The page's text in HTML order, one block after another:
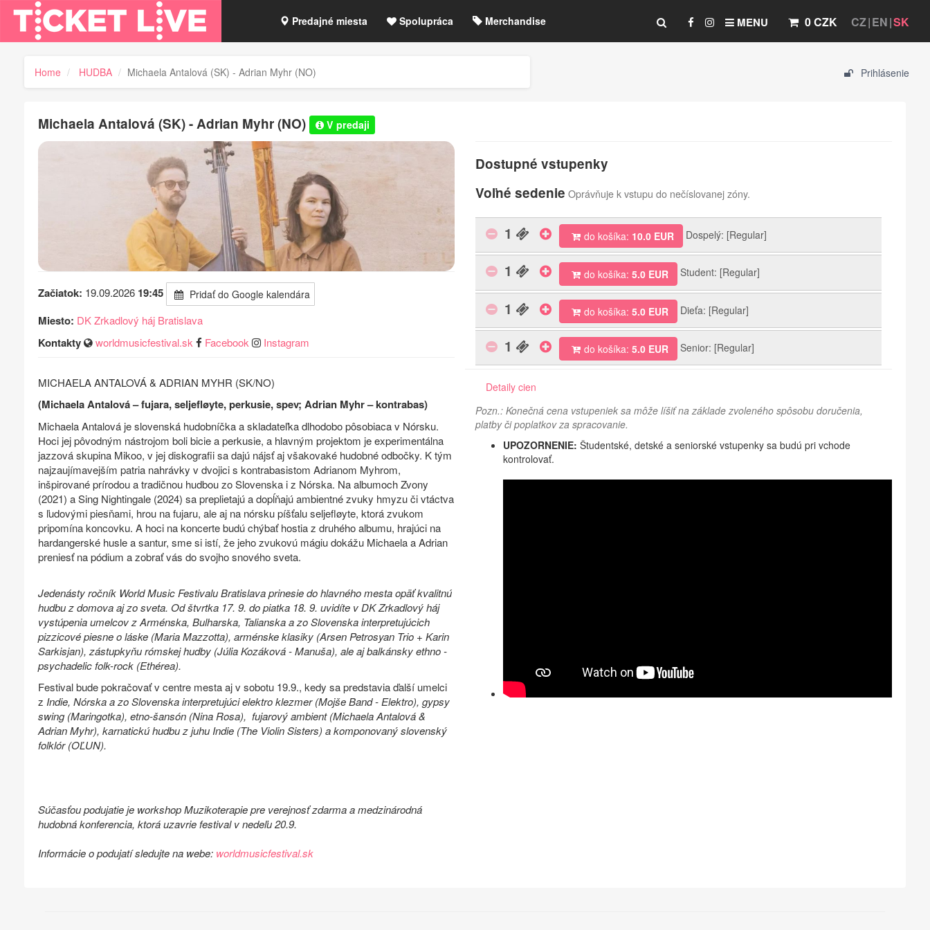
CZ EN SK
0 CZK
MENU
Predajné miesta Spolupráca Merchandise
Prihlásenie
Home HUDBA Michaela Antalová (SK) - Adrian Myhr (NO)
Michaela Antalová (SK) - Adrian Myhr (NO) V predaji
Začiatok: 19.09.2026 19:45 Pridať do Google kalendára
Miesto: DK Zrkadlový háj Bratislava
Kontakty worldmusicfestival.sk Facebook Instagram
MICHAELA ANTALOVÁ & ADRIAN MYHR (SK/NO)
(Michaela Antalová – fujara, seljefløyte, perkusie, spev; Adrian Myhr – kontrabas)
Michaela Antalová je slovenská hudobníčka a skladateľka dlhodobo pôsobiaca v Nórsku.
Hoci jej pôvodným nástrojom boli bicie a perkusie, a hlavným projektom je experimentálna
jazzová skupina Mikoo, v jej diskografii sa dajú nájsť aj všakovaké hudobné odbočky. K tým
najzaujímavejším patria nahrávky v dvojici s kontrabasistom Adrianom Myhrom,
inšpirované prírodou a tradičnou hudbou zo Slovenska i z Nórska. Na albumoch Zvony
(2021) a Sing Nightingale (2024) sa preplietajú a dopĺňajú ambientné zvuky hmyzu či vtáctva
s ľudovými piesňami, hrou na fujaru, ale aj na nórsku píšťalu seljefløyte, ktorá zvukom
pripomína koncovku. A hoci na koncerte budú chýbať hostia z druhého albumu, hrajúci na
hardangerské husle a santur, sme si istí, že jeho zvukovú mágiu dokážu Michaela a Adrian
preniesť na pódium a zobrať vás do svojho snového sveta.
Jedenásty ročník World Music Festivalu Bratislava prinesie do hlavného mesta opäť kvalitnú
hudbu z domova aj zo sveta. Od štvrtka 17. 9. do piatka 18. 9. uvidíte v DK Zrkadlový háj
vystúpenia umelcov z Arménska, Bulharska, Talianska a zo Slovenska interpretujúcich
pizzicové piesne o láske (Maria Mazzotta), arménske klasiky (Arsen Petrosyan Trio + Karin
Sarkisjan), zástupkyňu rómskej hudby (Júlia Kozáková - Manuša), ale aj balkánsky ethno -
psychadelic folk-rock (Ethérea).
Festival bude pokračovať v centre mesta aj v sobotu 19.9., kedy sa predstavia ďalší umelci
z Indie, Nórska a zo Slovenska interpretujúci elektro klezmer (Mojše Band - Elektro), gypsy
swing (Maringotka), etno-šansón (Nina Rosa), fujarový ambient (Michaela Antalová &
Adrian Myhr), karnatickú hudbu z juhu Indie (The Violin Sisters) a komponovaný slovenský
folklór (OĽUN).
Súčasťou podujatie je workshop Muzikoterapie pre verejnosť zdarma a medzinárodná
hudobná konferencia, ktorá uzavrie festival v nedeľu 20.9.
Informácie o podujatí sledujte na webe: worldmusicfestival.sk
Dostupné vstupenky
Voľné sedenie Oprávňuje k vstupu do nečíslovanej zóny.
1 do košíka: 10.0 EUR Dospelý: [Regular]
1 do košíka:5.0 EUR Student: [Regular]
1 do košíka:5.0 EUR Dieťa: [Regular]
1 do košíka:5.0 EUR Senior: [Regular]
Detaily cien
Pozn.: Konečná cena vstupeniek sa môže líšiť na základe zvoleného spôsobu doručenia,
platby či poplatkov za spracovanie.
UPOZORNENIE: Študentské, detské a seniorské vstupenky sa budú pri vchode
kontrolovať.